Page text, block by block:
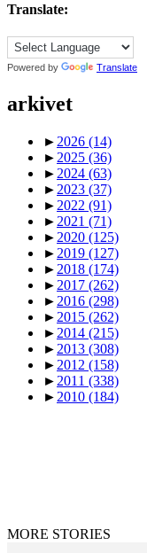
Translate:
Powered by Translate
arkivet
► 2026 (14)
► 2025 (36)
► 2024 (63)
► 2023 (37)
► 2022 (91)
► 2021 (71)
► 2020 (125)
► 2019 (127)
► 2018 (174)
► 2017 (262)
► 2016 (298)
► 2015 (262)
► 2014 (215)
► 2013 (308)
► 2012 (158)
► 2011 (338)
► 2010 (184)
MORE STORIES